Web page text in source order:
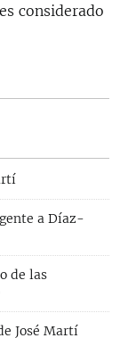
considerado
a Díaz-
de las
José Martí